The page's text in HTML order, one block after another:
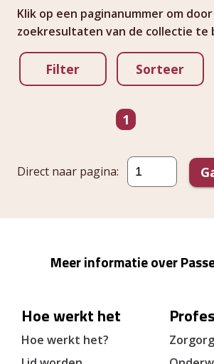
Klik op een paginanummer om
zoekresultaten van de collectie te
Filter Sorteer
Ga naar pagina pagina
1
Direct naar pagina:
Meer informatie over
Hoe werkt het
Hoe werkt het?